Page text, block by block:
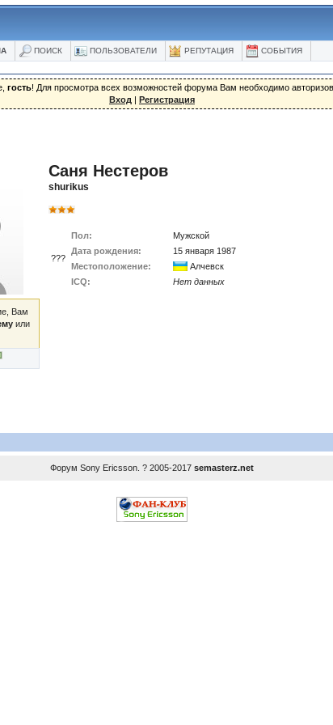
ПОИСК ПОЛЬЗОВАТЕЛИ РЕПУТАЦИЯ СОБЫТИЯ
гость! Для просмотра всех возможностей форума Вам необходимо
Вход | Регистрация
Вам
или
Саня Нестеров
shurikus
???
Пол:
Мужской
Дата рождения:
15 января 1987
Местоположение:
Алчевск
ICQ:
Нет данных
Форум Sony Ericsson . ? 2005-2017 semasterz.net